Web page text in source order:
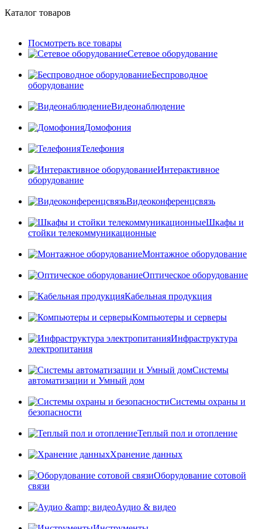
Каталог товаров
Посмотреть все товары
Сетевое оборудование
Беспроводное
оборудование
Видеонаблюдение
Домофония
Телефония
Интерактивное
оборудование
Видеоконференцсвязь
Шкафы и
стойки телекоммуникационные
Монтажное оборудование
Оптическое оборудование
Кабельная продукция
Компьютеры и серверы
Инфраструктура
электропитания
Системы
автоматизации и Умный дом
Системы охраны и
безопасности
Теплый пол и отопление
Хранение данных
Оборудование сотовой
связи
Аудио & видео